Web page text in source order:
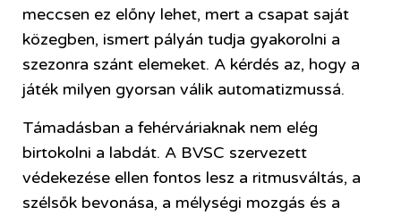
meccsen ez előny lehet, mert a csapat saját
közegben, ismert pályán tudja gyakorolni a
szezonra szánt elemeket. A kérdés az, hogy a
játék milyen gyorsan válik automatizmussá.
Támadásban a fehérváriaknak nem elég
birtokolni a labdát. A BVSC szervezett
védekezése ellen fontos lesz a ritmusváltás, a
szélsők bevonása, a mélységi mozgás és a